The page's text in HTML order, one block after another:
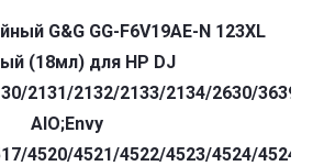
G&G GG-F6V19AE-N 123XL
(18мл) для HP DJ
2131/2132/2133/2134/2630/3639
AIO;Envy
4520/4521/4522/4523/4524/